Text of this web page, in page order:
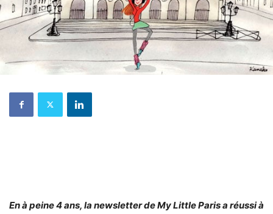
En à peine 4 ans, la newsletter de My Little Paris a réussi à